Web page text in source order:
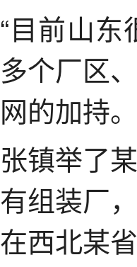
“目前山
多个厂区
网的加持
张镇举了
有组装厂
在西北某